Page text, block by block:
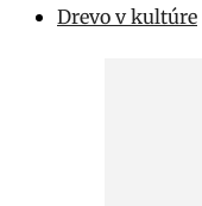
Drevo v kultúre